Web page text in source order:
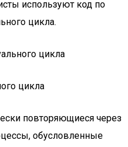
используют код по
цикла.
цикла
повторяющиеся через
обусловленные